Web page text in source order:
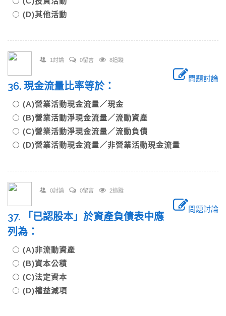
(D)其他活動
1討論 0留言 8追蹤
問題討論
36. 現金流量比率等於：
(A)營業活動現金流量／現金
(B)營業活動淨現金流量／流動資產
(C)營業活動淨現金流量／流動負債
(D)營業活動現金流量／非營業活動現金流量
0討論 0留言 2追蹤
問題討論
37. 「已認股本」於資產負債表中應
列為：
(A)非流動資產
(B)資本公積
(C)法定資本
(D)權益減項